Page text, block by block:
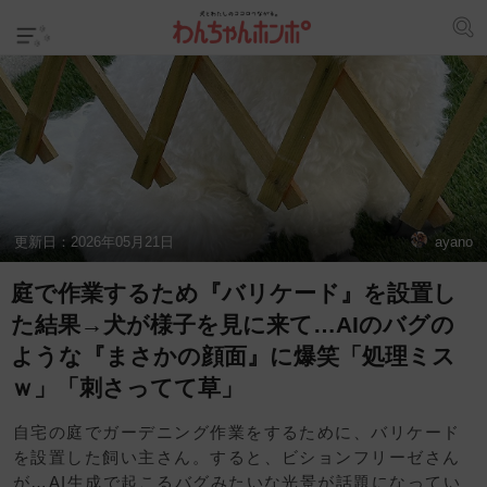
更新日： 2026年05月21日 ayano
庭で作業するため『バリケード』を設置し
た結果→犬が様子を見に来て…AIのバグの
ような『まさかの顔面』に爆笑「処理ミス
ｗ」「刺さってて草」
自宅の庭でガーデニング作業をするために、バリケード
を設置した飼い主さん。すると、ビションフリーゼさん
が…AI生成で起こるバグみたいな光景が話題になってい